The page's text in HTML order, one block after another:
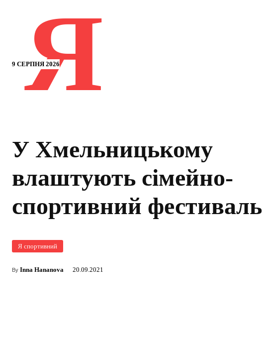
9 СЕРПНЯ 2026
Я
У Хмельницькому
влаштують сімейно-
спортивний фестиваль
Я спортивний
By Inna Hananova 20.09.2021